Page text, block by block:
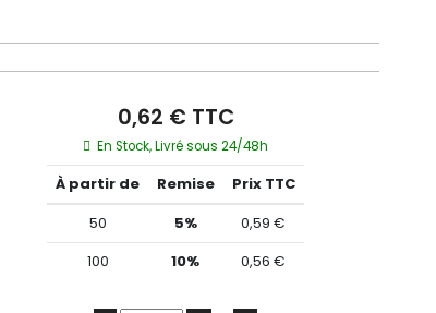
0,62 € TTC
En Stock, Livré sous 24/48h
À partir de Remise
Prix TTC
50
5%
0,59 €
100
10% 0,56 €